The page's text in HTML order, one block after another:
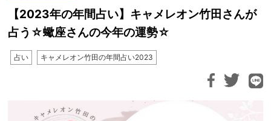
【2023年の年間占い】キャメレオン竹田さんが
占う☆蠍座さんの今年の運勢☆
占い キャメレオン竹田の年間占い2023